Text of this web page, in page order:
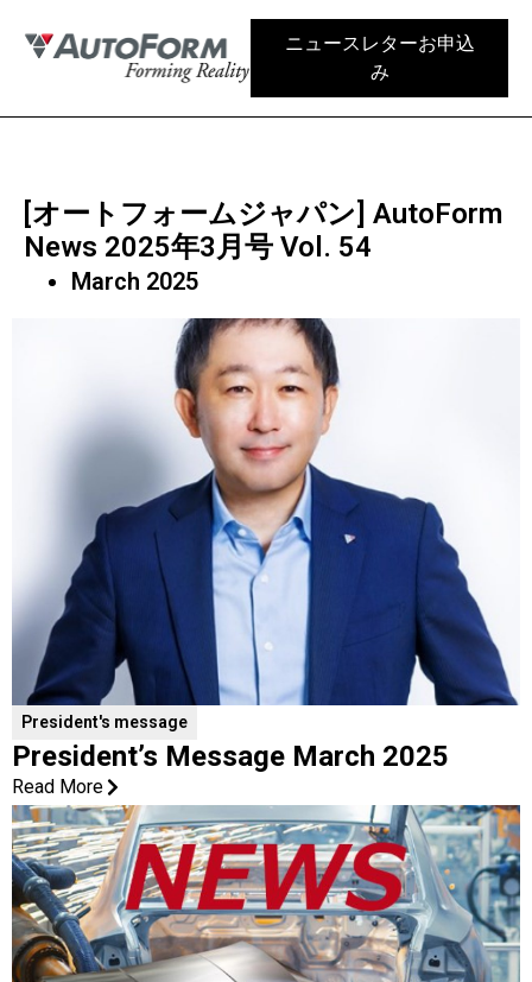
ニュースレターお申込
み
[オートフォームジャパン] AutoForm
News 2025年3月号 Vol. 54
March 2025
President's message
President’s Message March 2025
Read More